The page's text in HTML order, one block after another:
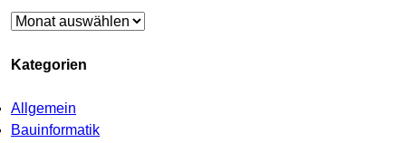
Archiv
Kategorien
Allgemein
Bauinformatik